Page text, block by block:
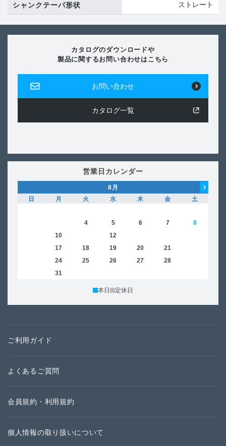
シャンクテーパ形状 ストレート
カタログのダウンロードや
製品に関するお問い合わせはこちら
お問い合わせ
カタログ一覧
営業日カレンダー
8 月
日
月 火 水 木 金
土
4 5 6 7
8
10 12
17 18 19 20 21
24 25 26 27 28
31
本日 定休日
ご利用ガイド
よくあるご質問
会員規約・利用規約
個人情報の取り扱いについて